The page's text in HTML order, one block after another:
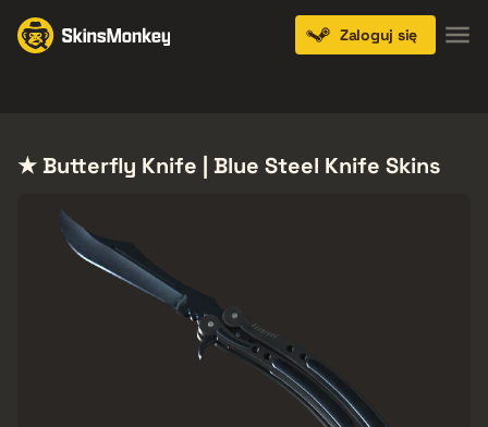
Zaloguj się
★ Butterfly Knife | Blue Steel Knife Skins